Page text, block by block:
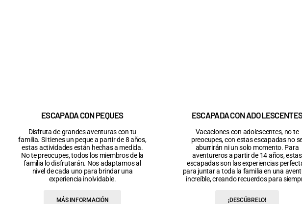
ESCAPADA CON PEQUES
Disfruta de grandes aventuras con tu
familia. Si tienes un peque a partir de 8 años,
estas actividades están hechas a medida.
No te preocupes, todos los miembros de la
familia lo disfrutarán. Nos adaptamos al
nivel de cada uno para brindar una
experiencia inolvidable.
MÁS INFORMACIÓN
ESCAPADA CON
Vacaciones con adolescentes, no te
preocupes, con estas escapadas no
aburrirán ni un solo momento. Para
aventureros a partir de 14 años, estas
escapadas son las experiencias
para juntar a toda la familia en una
increíble, creando recuerdos para
¡DESCÚBRELO!